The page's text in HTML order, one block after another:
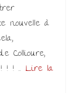
nouvelle à
Collioure,
! ! … Lire la